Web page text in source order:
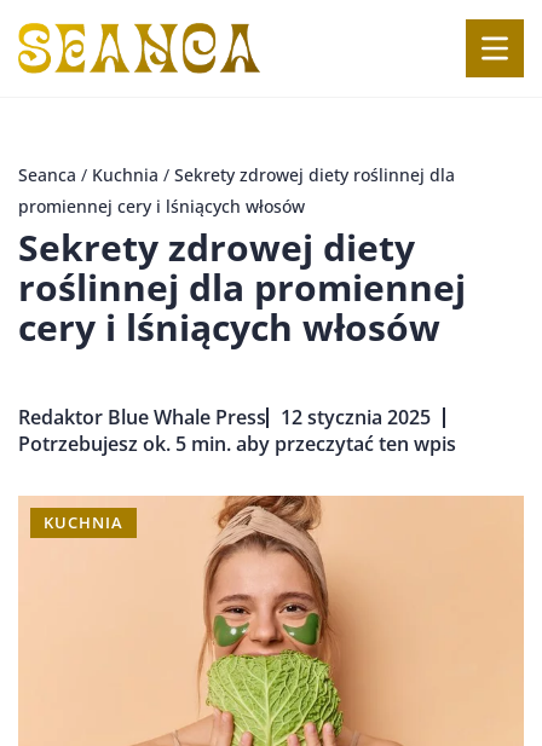
Seanca / Kuchnia / Sekrety zdrowej diety roślinnej dla
promiennej cery i lśniących włosów
Sekrety zdrowej diety
roślinnej dla promiennej
cery i lśniących włosów
Redaktor Blue Whale Press
12 stycznia 2025
Potrzebujesz ok. 5 min. aby przeczytać ten wpis
KUCHNIA